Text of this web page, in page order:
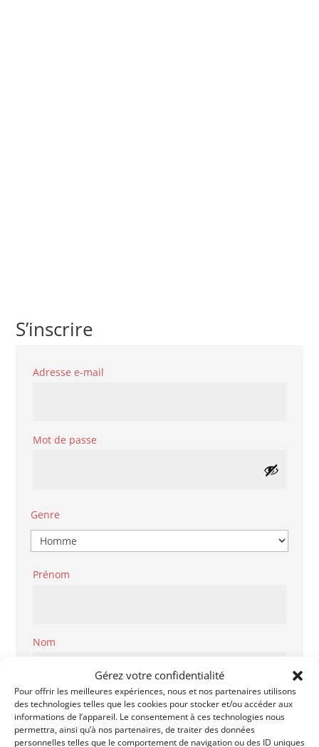
Gérez votre confidentialité
Pour offrir les meilleures expériences, nous et nos partenaires utilisons
des technologies telles que les cookies pour stocker et/ou accéder aux
informations de l’appareil. Le consentement à ces technologies nous
permettra, ainsi qu’à nos partenaires, de traiter des données
personnelles telles que le comportement de navigation ou des ID uniques
S’inscrire
Adresse e-mail
Mot de passe
Genre
Prénom
Nom
Code Postal